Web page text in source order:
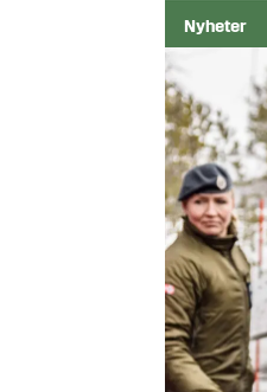
Nyheter